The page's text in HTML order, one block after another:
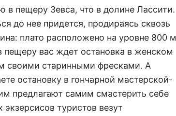
в пещеру Зевса, что в долине Лассити.
до нее придется, продираясь сквозь
плато расположено на уровне 800 м
вас ждет остановка в женском
своими старинными фресками. А
остановку в гончарной мастерской-
предлагают самим смастерить себе
туристов везут